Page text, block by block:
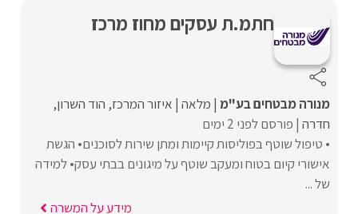
חתמ.ת עסקים מחוז מרכז
מנורה מבטחים בע"מ מלאה איזור המרכז הוד השרון
חדרה פורסם לפני 2 ימים
• טיפול שוטף בפוליסות קיימות ומתן שירות לסוכנים• הגשת
אישורי קיום בטוח ומעקב שוטף על מיגונים בבתי עסק• למידה
של ...
מידע על המשרה